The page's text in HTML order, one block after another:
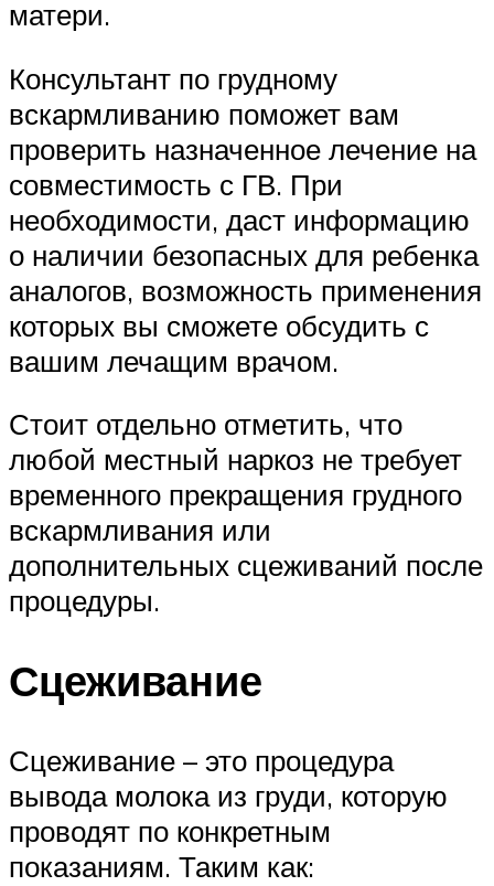
матери.
Консультант по грудному
вскармливанию поможет вам
проверить назначенное лечение на
совместимость с ГВ. При
необходимости, даст информацию
о наличии безопасных для ребенка
аналогов, возможность применения
которых вы сможете обсудить с
вашим лечащим врачом.
Стоит отдельно отметить, что
любой местный наркоз не требует
временного прекращения грудного
вскармливания или
дополнительных сцеживаний после
процедуры.
Сцеживание
Сцеживание – это процедура
вывода молока из груди, которую
проводят по конкретным
показаниям. Таким как: